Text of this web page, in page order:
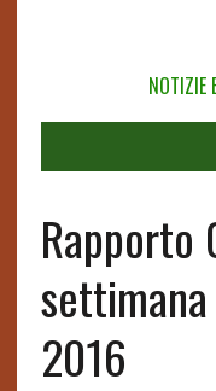
NOTIZIE
Rapporto
2016